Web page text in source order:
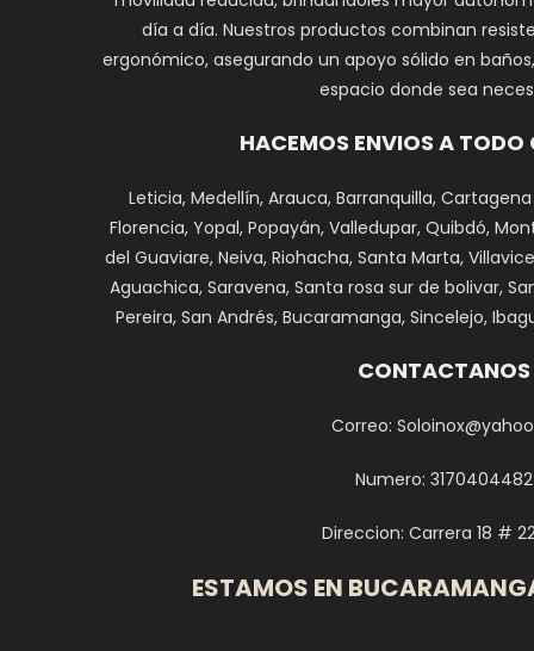
día a día. Nuestros productos combinan
ergonómico, asegurando un apoyo sólido en
espacio donde sea
HACEMOS ENVIOS A
Leticia, Medellín, Arauca, Barranquilla,
Florencia, Yopal, Popayán, Valledupar, Quibdó,
del Guaviare, Neiva, Riohacha, Santa Marta,
Aguachica, Saravena, Santa rosa sur de bolivar,
Pereira, San Andrés, Bucaramanga, Sincelejo,
CONTACTANOS
Correo:
Numero: 3170404482
Direccion: Carrera 18 #
ESTAMOS EN